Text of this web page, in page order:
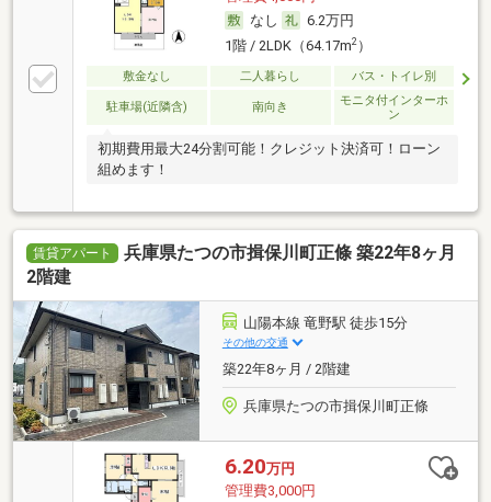
なし
6.2万円
1階 / 2LDK（64.17m2）
敷金なし 二人暮らし バス・トイレ別
駐車場(近隣含) 南向き
モニタ付インターホ
ン
初期費用最大24分割可能！クレジット決済可！ローン
組めます！
賃貸アパート
兵庫県たつの市揖保川町正條 築22年8ヶ月
2階建
山陽本線 竜野駅 徒歩15分
その他の交通
築22年8ヶ月 / 2階建
兵庫県たつの市揖保川町正條
6.20万円
管理費3,000円